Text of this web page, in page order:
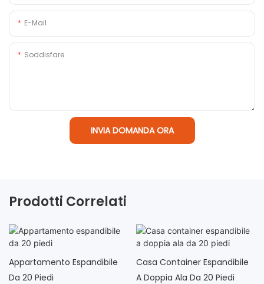
E-Mail
Soddisfare
INVIA DOMANDA ORA
Prodotti Correlati
Appartamento Espandibile
Da 20 Piedi
Casa Container Espandibile
A Doppia Ala Da 20 Piedi